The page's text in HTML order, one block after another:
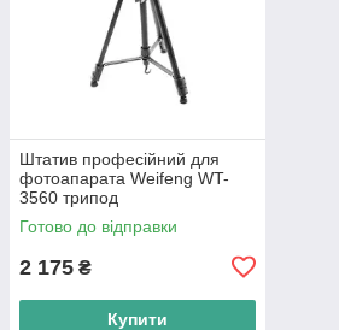
Штатив професійний для
фотоапарата Weifeng WT-
3560 трипод
Готово до відправки
2 175 ₴
Купити